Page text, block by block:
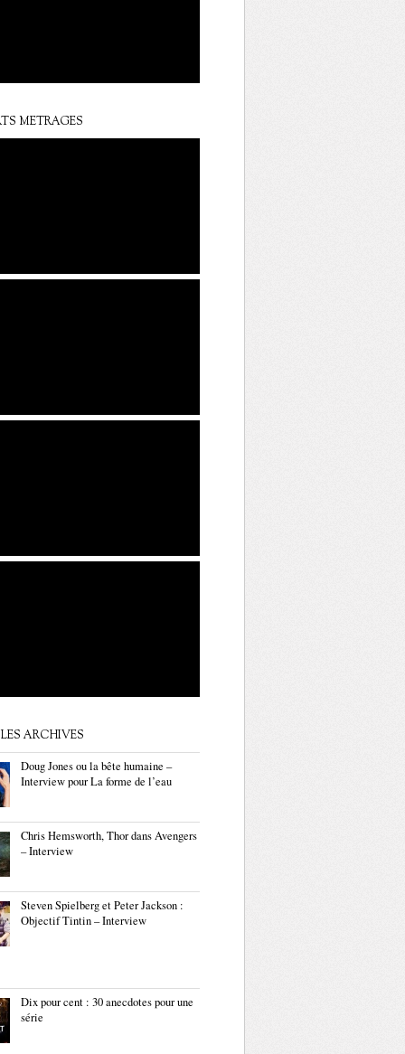
METRAGES
ARCHIVES
Doug Jones ou la bête humaine –
Interview pour La forme de l’eau
Chris Hemsworth, Thor dans Avengers
– Interview
Steven Spielberg et Peter Jackson :
Objectif Tintin – Interview
Dix pour cent : 30 anecdotes pour une
série